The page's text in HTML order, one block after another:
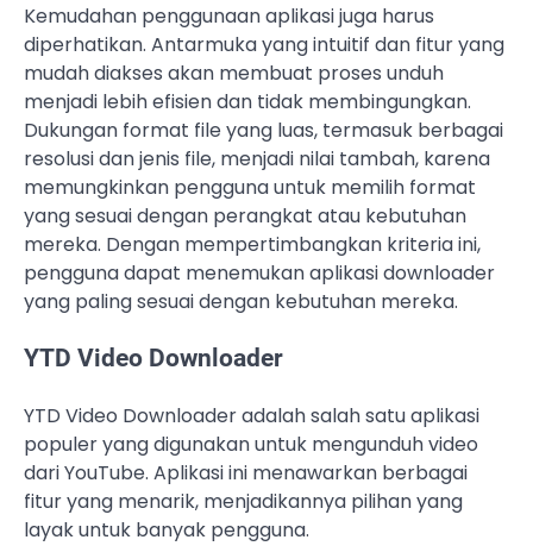
Kemudahan penggunaan aplikasi juga harus
diperhatikan. Antarmuka yang intuitif dan fitur yang
mudah diakses akan membuat proses unduh
menjadi lebih efisien dan tidak membingungkan.
Dukungan format file yang luas, termasuk berbagai
resolusi dan jenis file, menjadi nilai tambah, karena
memungkinkan pengguna untuk memilih format
yang sesuai dengan perangkat atau kebutuhan
mereka. Dengan mempertimbangkan kriteria ini,
pengguna dapat menemukan aplikasi downloader
yang paling sesuai dengan kebutuhan mereka.
YTD Video Downloader
YTD Video Downloader adalah salah satu aplikasi
populer yang digunakan untuk mengunduh video
dari YouTube. Aplikasi ini menawarkan berbagai
fitur yang menarik, menjadikannya pilihan yang
layak untuk banyak pengguna.